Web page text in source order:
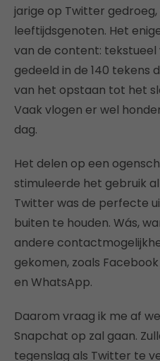
jarige op Twitter
leeftijdsgenoten. Het
van de content: tekstueel
gedeeld in de 140 tekens
van het opstaan tot het
Vaak vlogen er wel
dag.
Het delen op een
stimuleerde het gebruik
Twitter was de perfecte
buiten te houden. Wás,
andere
gekomen, zoals
en WhatsApp.
Daarom vraag ik me af
Snapchat op zal gaan.
tegenslag als Twitter te